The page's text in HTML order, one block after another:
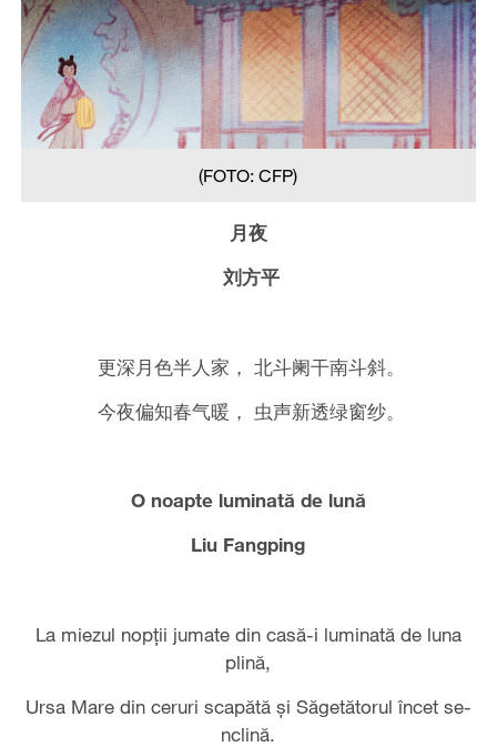
(FOTO: CFP)
月夜
刘方平
更深月色半人家， 北斗阑干南斗斜。
今夜偏知春气暖， 虫声新透绿窗纱。
O noapte luminată de lună
Liu Fangping
La miezul nopţii jumate din casă-i luminată de luna
plină,
Ursa Mare din ceruri scapătă şi Săgetătorul încet se-
nclină.